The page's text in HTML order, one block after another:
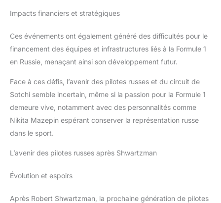
Impacts financiers et stratégiques
Ces événements ont également généré des difficultés pour le
financement des équipes et infrastructures liés à la Formule 1
en Russie, menaçant ainsi son développement futur.
Face à ces défis, l’avenir des pilotes russes et du circuit de
Sotchi semble incertain, même si la passion pour la Formule 1
demeure vive, notamment avec des personnalités comme
Nikita Mazepin espérant conserver la représentation russe
dans le sport.
L’avenir des pilotes russes après Shwartzman
Évolution et espoirs
Après Robert Shwartzman, la prochaine génération de pilotes